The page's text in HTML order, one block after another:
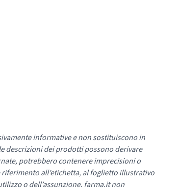
informative e non sostituiscono in
descrizioni dei prodotti possono derivare
potrebbero contenere imprecisioni o
all’etichetta, al foglietto illustrativo
o dell’assunzione. farma.it non